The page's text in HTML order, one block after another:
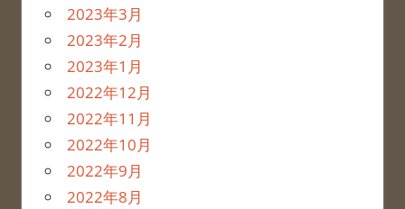
2023年3月
2023年2月
2023年1月
2022年12月
2022年11月
2022年10月
2022年9月
2022年8月